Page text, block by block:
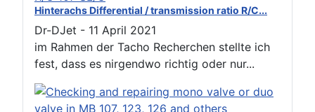
Hinterachs Differential / transmission ratio R/C...
Dr-DJet - 11 April 2021
im Rahmen der Tacho Recherchen stellte ich
fest, dass es nirgendwo richtig oder nur...